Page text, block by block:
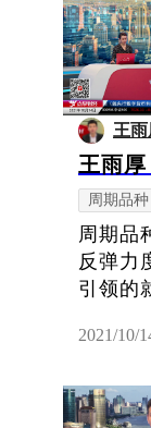
王
王雨厚
周期品种
周期品
反弹力
引领的
2021/10/